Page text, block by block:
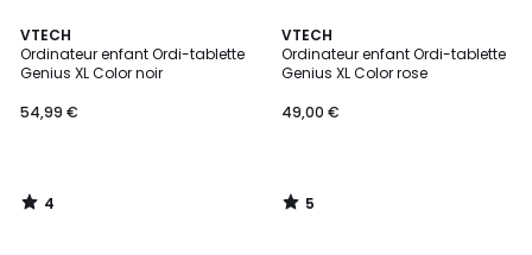
VTECH
Ordinateur enfant Ordi-tablette
Genius XL Color noir
54,99 €
4
/
5
4
/
VTECH
Ordinateur enfant Ordi-tablette
Genius XL Color rose
49,00 €
5
/
5
5
/